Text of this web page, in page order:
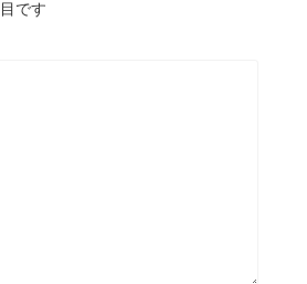
です